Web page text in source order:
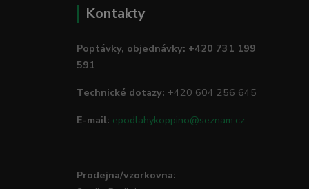
Kontakty
Poptávky, objednávky: +420 731 199
591
Technické dotazy: +420 604 256 645
E-mail: epodlahykoppino@seznam.cz
Prodejna/vzorkovna:
Studio Podlah